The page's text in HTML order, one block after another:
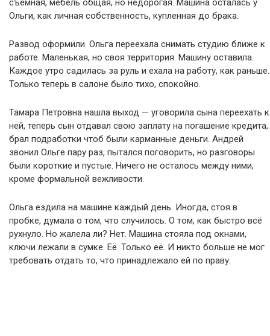
съёмная, мебель общая, но недорогая. Машина осталась у
Ольги, как личная собственность, купленная до брака.
Развод оформили. Ольга переехала снимать студию ближе к
работе. Маленькая, но своя территория. Машину оставила.
Каждое утро садилась за руль и ехала на работу, как раньше.
Только теперь в салоне было тихо, спокойно.
Тамара Петровна нашла выход — уговорила сына переехать к
ней, теперь сын отдавал свою заплату на погашение кредита,
брал подработки чтоб были карманные деньги. Андрей
звонил Ольге пару раз, пытался поговорить, но разговоры
были короткие и пустые. Ничего не осталось между ними,
кроме формальной вежливости.
Ольга ездила на машине каждый день. Иногда, стоя в
пробке, думала о том, что случилось. О том, как быстро всё
рухнуло. Но жалела ли? Нет. Машина стояла под окнами,
ключи лежали в сумке. Её. Только её. И никто больше не мог
требовать отдать то, что принадлежало ей по праву.